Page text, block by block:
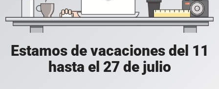
Estamos de vacaciones del 11
hasta el 27 de julio